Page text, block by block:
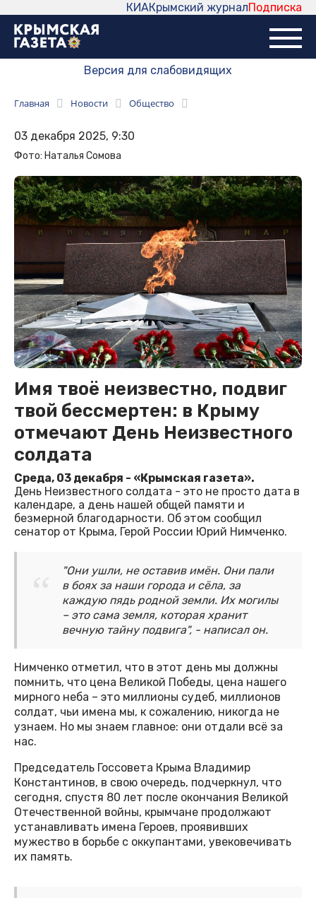
Подписка
Крымский журнал
КИА
Версия для слабовидящих
Главная Новости Общество
03 декабря 2025, 9:30
Фото: Наталья Сомова
Имя твоё неизвестно, подвиг
твой бессмертен: в Крыму
отмечают День Неизвестного
солдата
Среда, 03 декабря - «Крымская газета».
День Неизвестного солдата - это не просто дата в
календаре, а день нашей общей памяти и
безмерной благодарности. Об этом сообщил
сенатор от Крыма, Герой России Юрий Нимченко.
"Они ушли, не оставив имён. Они пали
в боях за наши города и сёла, за
каждую пядь родной земли. Их могилы
– это сама земля, которая хранит
вечную тайну подвига", - написал он.
Нимченко отметил, что в этот день мы должны
помнить, что цена Великой Победы, цена нашего
мирного неба – это миллионы судеб, миллионов
солдат, чьи имена мы, к сожалению, никогда не
узнаем. Но мы знаем главное: они отдали всё за
нас.
Председатель Госсовета Крыма Владимир
Константинов, в свою очередь, подчеркнул, что
сегодня, спустя 80 лет после окончания Великой
Отечественной войны, крымчане продолжают
устанавливать имена Героев, проявивших
мужество в борьбе с оккупантами, увековечивать
их память.